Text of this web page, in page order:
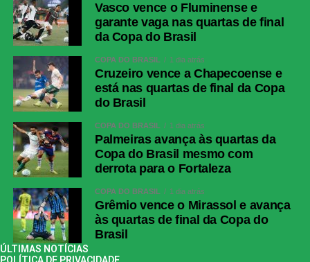
Vasco vence o Fluminense e
garante vaga nas quartas de final
da Copa do Brasil
COPA DO BRASIL 1 dia atrás
Cruzeiro vence a Chapecoense e
está nas quartas de final da Copa
do Brasil
COPA DO BRASIL 1 dia atrás
Palmeiras avança às quartas da
Copa do Brasil mesmo com
derrota para o Fortaleza
COPA DO BRASIL 1 dia atrás
Grêmio vence o Mirassol e avança
às quartas de final da Copa do
Brasil
ÚLTIMAS NOTÍCIAS